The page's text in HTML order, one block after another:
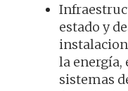
estado y
la energía,
sistemas